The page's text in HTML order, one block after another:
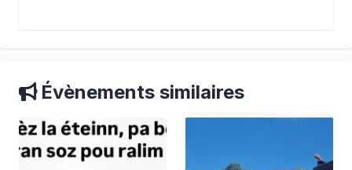
Évènements similaires